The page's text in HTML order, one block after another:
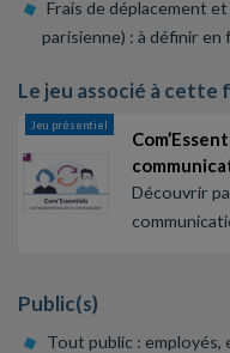
Frais de déplacement
parisienne) : à définir
Le jeu associé à cette
Jeu présentiel
Découvrir
Public(s)
Tout public : employés,